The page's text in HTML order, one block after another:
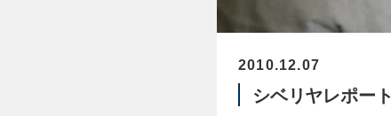
2010.12.07
シベリヤレポート